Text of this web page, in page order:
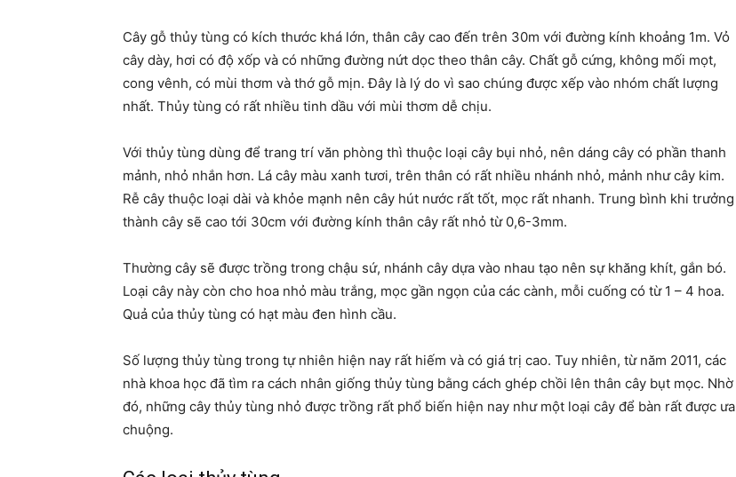
Cây gỗ thủy tùng có kích thước khá lớn, thân cây cao đến trên 30m với đường kính khoảng 1m. Vỏ
cây dày, hơi có độ xốp và có những đường nứt dọc theo thân cây. Chất gỗ cứng, không mối mọt,
cong vênh, có mùi thơm và thớ gỗ mịn. Đây là lý do vì sao chúng được xếp vào nhóm chất lượng
nhất. Thủy tùng có rất nhiều tinh dầu với mùi thơm dễ chịu.
Với thủy tùng dùng để trang trí văn phòng thì thuộc loại cây bụi nhỏ, nên dáng cây có phần thanh
mảnh, nhỏ nhắn hơn. Lá cây màu xanh tươi, trên thân có rất nhiều nhánh nhỏ, mảnh như cây kim.
Rễ cây thuộc loại dài và khỏe mạnh nên cây hút nước rất tốt, mọc rất nhanh. Trung bình khi trưởng
thành cây sẽ cao tới 30cm với đường kính thân cây rất nhỏ từ 0,6-3mm.
Thường cây sẽ được trồng trong chậu sứ, nhánh cây dựa vào nhau tạo nên sự khăng khít, gắn bó.
Loại cây này còn cho hoa nhỏ màu trắng, mọc gần ngọn của các cành, mỗi cuống có từ 1 – 4 hoa.
Quả của thủy tùng có hạt màu đen hình cầu.
Số lượng thủy tùng trong tự nhiên hiện nay rất hiếm và có giá trị cao. Tuy nhiên, từ năm 2011, các
nhà khoa học đã tìm ra cách nhân giống thủy tùng bằng cách ghép chồi lên thân cây bụt mọc. Nhờ
đó, những cây thủy tùng nhỏ được trồng rất phổ biến hiện nay như một loại cây để bàn rất được ưa
chuộng.